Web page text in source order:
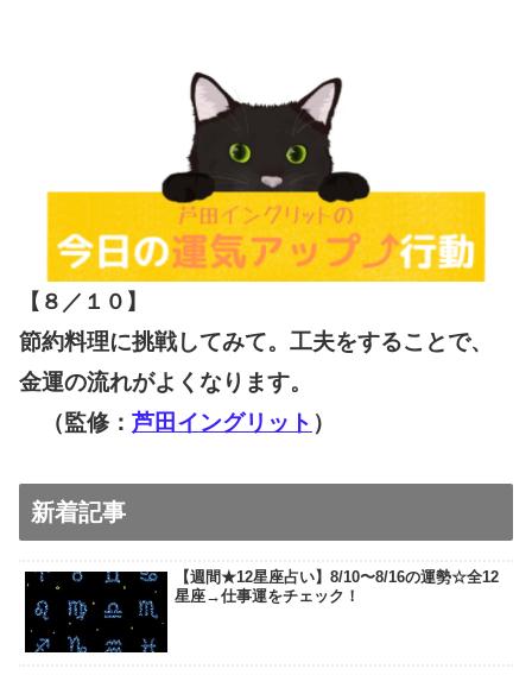
【８／１０ 】
節約料理に挑戦してみて。工夫をすることで、
金運の流れがよくなります。
（監修： 芦田イングリット ）
新着記事
【週間★12星座占い】8/10〜8/16の運勢☆全12
星座→仕事運をチェック！